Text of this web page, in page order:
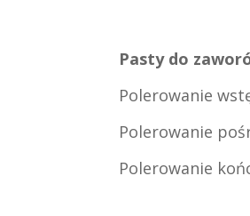
Pasty do
Polerowanie
Polerowanie
Polerowanie